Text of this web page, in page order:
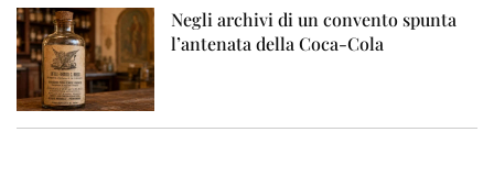
Negli archivi di un convento spunta
l’antenata della Coca-Cola